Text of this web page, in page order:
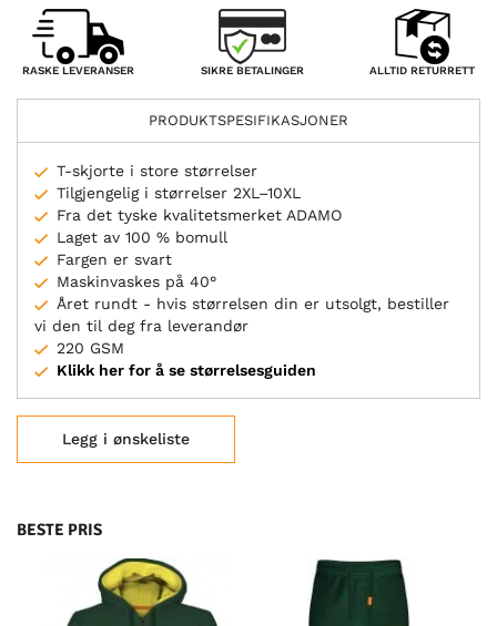
RASKE LEVERANSER SIKRE BETALINGER ALLTID RETURRETT
PRODUKTSPESIFIKASJONER
T-skjorte i store størrelser
Tilgjengelig i størrelser 2XL–10XL
Fra det tyske kvalitetsmerket ADAMO
Laget av 100 % bomull
Fargen er svart
Maskinvaskes på 40°
Året rundt - hvis størrelsen din er utsolgt, bestiller
vi den til deg fra leverandør
220 GSM
Klikk her for å se størrelsesguiden
Legg i ønskeliste
BESTE PRIS